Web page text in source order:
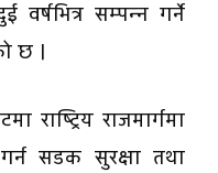
वर्षभित्र सम्पन्न गर्ने
छ ।
राजमार्गमा
सडक सुरक्षा तथा